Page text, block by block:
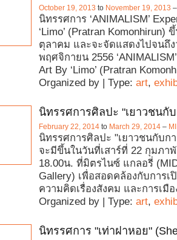
October 19, 2013 to November 19, 2013
นิทรรศการ ‘ANIMALISM’
‘Limo’ (Pratran Komonhirun)
ตุลาคม และจะจัดแสดงไปจนถึ
พฤศจิกายน 2556
Art By ‘Limo’ (Pratran
Organized by | Type: art,
นิทรรศการศิลปะ "เยาวชนกั
February 22, 2014 to March 29, 2014 –
นิทรรศการศิลปะ "เยาวชนกับก
จะมีขึ้นในวันที่เสาร์ที่ 22 กุมภาพั
18.00น. ที่มิตรไนซ์ แกลอรี่
Gallery) เพื่อสอดคล้องกับการเ
ความคิดเรื่องสังคม และการเมื
Organized by | Type: art,
นิทรรศการ "เท่าฝาหอย"